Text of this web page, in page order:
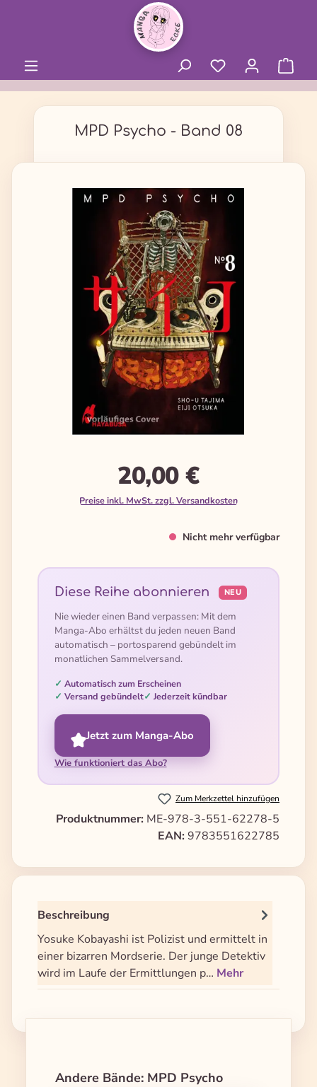
MPD Psycho - Band 08
Bildergalerie überspringen
20,00 €
Preise inkl. MwSt. zzgl. Versandkosten
Nicht mehr verfügbar
Diese Reihe abonnieren NEU
Nie wieder einen Band verpassen: Mit dem
Manga-Abo erhältst du jeden neuen Band
automatisch – portosparend gebündelt im
monatlichen Sammelversand.
Automatisch zum Erscheinen
Versand gebündelt
Jederzeit kündbar
Jetzt zum Manga-Abo
Wie funktioniert das Abo?
Zum Merkzettel hinzufügen
Produktnummer: ME-978-3-551-62278-5
EAN: 9783551622785
Beschreibung
Yosuke Kobayashi ist Polizist und ermittelt in
einer bizarren Mordserie. Der junge Detektiv
wird im Laufe der Ermittlungen p… Mehr
Produktgalerie überspringen
Andere Bände: MPD Psycho